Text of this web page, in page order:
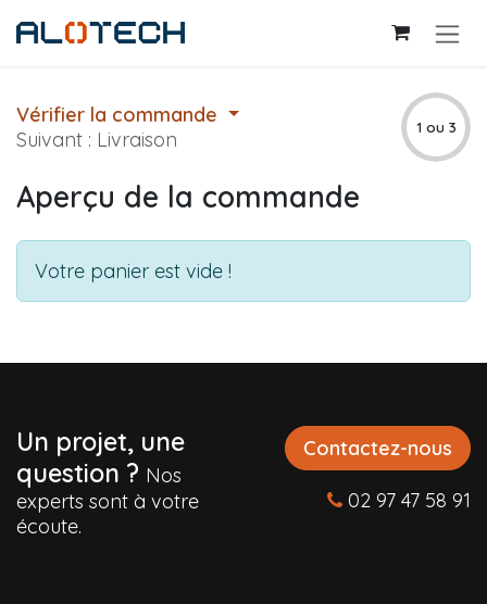
Vérifier la commande
Suivant : Livraison
1 ou 3
Aperçu de la commande
Votre panier est vide !
Un projet, une
question ? Nos
experts sont à votre
écoute.
Contactez-nous
02 97 47 58 91